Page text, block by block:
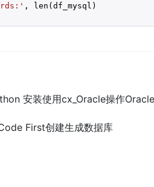
, len(df_mysql)
安装使用cx_Oracle操作
First创建生成数据库